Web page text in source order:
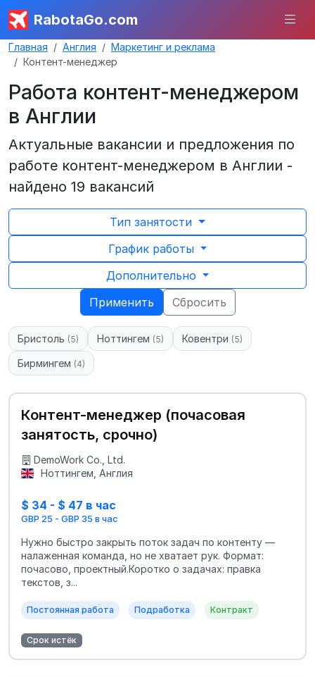
RabotaGo.com
Главная Англия
Маркетинг и реклама
Контент-менеджер
Работа контент-менеджером
в Англии
Актуальные вакансии и предложения по
работе контент-менеджером в Англии -
найдено 19 вакансий
Тип занятости
График работы
Дополнительно
Применить
Сбросить
Бристоль (5) Ноттингем (5) Ковентри (5)
Бирмингем (4)
Контент-менеджер (почасовая
занятость, срочно)
DemoWork Co., Ltd.
Ноттингем, Англия
$ 34 - $ 47 в час
GBP 25 - GBP 35 в час
Нужно быстро закрыть поток задач по контенту —
налаженная команда, но не хватает рук. Формат:
почасово, проектный.Коротко о задачах: правка
текстов, з...
Постоянная работа Подработка Контракт
Срок истёк